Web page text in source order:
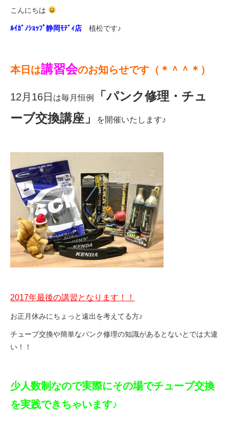
PB全車種カタログ
eVita
イベント
特集
メディア
求人情報
募集中の求人情報
法人様
その他
こんにちは
ﾙｲｶﾞﾉｼｮｯﾌﾟ静岡ﾓﾃﾞｨ店 植松です♪
本日は講習会のお知らせです（＊＾＾＊）
12月16日 は毎月恒例
「パンク修理・チュ
ーブ交換講座」
を開催いたします♪
2017年最後の講習となります！！
お正月休みにちょっと遠出を考えてる方♪
チューブ交換や簡単なパンク修理の知識があるとないとでは大違
い！！
少人数制なので実際にその場でチューブ交換
を実践できちゃいます♪